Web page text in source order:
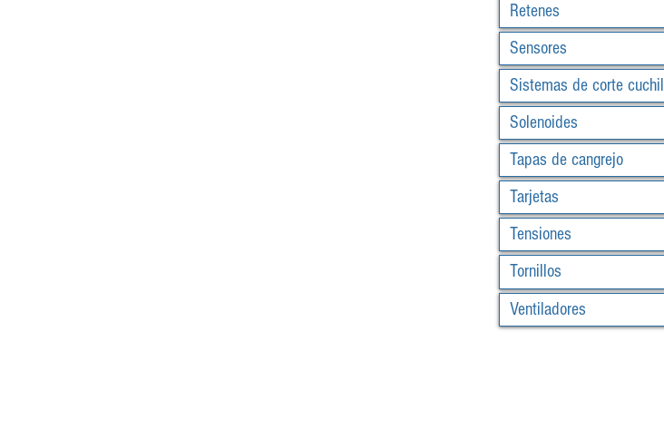
Retenes
Sensores
Sistemas de corte
Solenoides
Tapas de cangrejo
Tarjetas
Tensiones
Tornillos
Ventiladores